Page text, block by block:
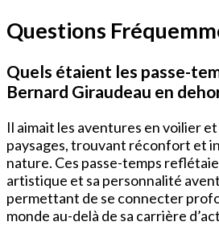
Questions
Quels étaient les passe-
Bernard Giraudeau en
Il aimait les aventures en voilier
paysages, trouvant réconfort et
nature. Ces passe-temps
artistique et sa personnalité
permettant de se connecter
monde au-delà de sa carrière